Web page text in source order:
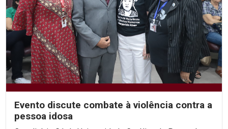
Evento discute combate à violência contra a
pessoa idosa